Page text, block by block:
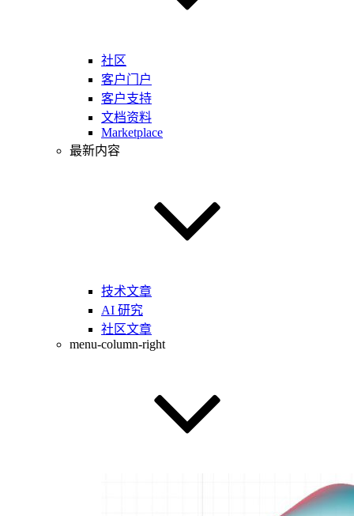
社区
客户门户
客户支持
文档资料
Marketplace
最新内容
技术文章
AI 研究
社区文章
menu-column-right